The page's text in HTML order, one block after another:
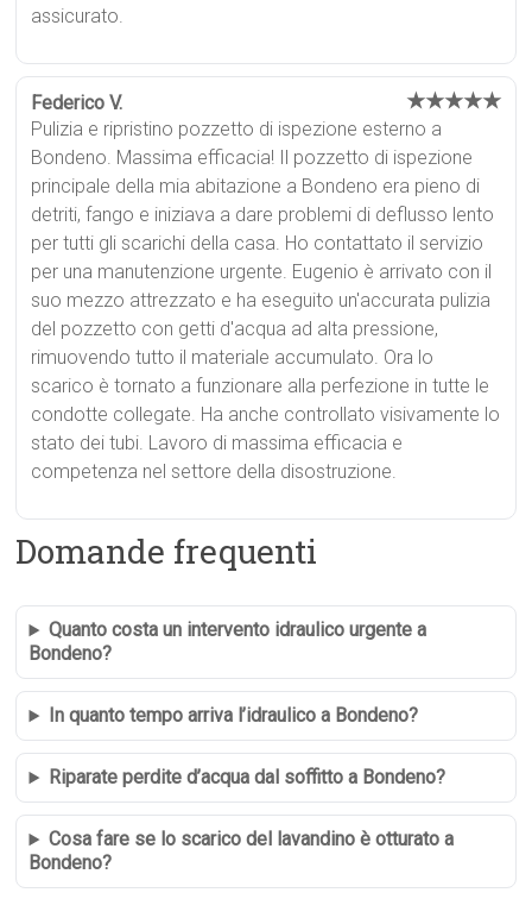
assicurato.
Federico V. ★★★★★
Pulizia e ripristino pozzetto di ispezione esterno a
Bondeno. Massima efficacia! Il pozzetto di ispezione
principale della mia abitazione a Bondeno era pieno di
detriti, fango e iniziava a dare problemi di deflusso lento
per tutti gli scarichi della casa. Ho contattato il servizio
per una manutenzione urgente. Eugenio è arrivato con il
suo mezzo attrezzato e ha eseguito un'accurata pulizia
del pozzetto con getti d'acqua ad alta pressione,
rimuovendo tutto il materiale accumulato. Ora lo
scarico è tornato a funzionare alla perfezione in tutte le
condotte collegate. Ha anche controllato visivamente lo
stato dei tubi. Lavoro di massima efficacia e
competenza nel settore della disostruzione.
Domande frequenti
Quanto costa un intervento idraulico urgente a
Bondeno?
In quanto tempo arriva l’idraulico a Bondeno?
Riparate perdite d’acqua dal soffitto a Bondeno?
Cosa fare se lo scarico del lavandino è otturato a
Bondeno?